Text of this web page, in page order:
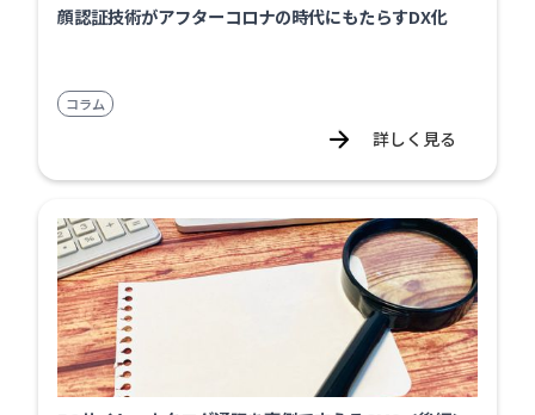
顔認証技術がアフターコロナの時代にもたらすDX化
コラム
詳しく見る